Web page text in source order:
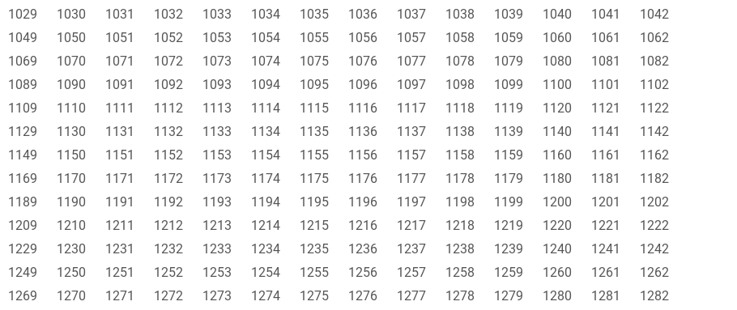
1029 1030 1031 1032 1033 1034 1035 1036 1037 1038 1039 1040 1041
1042
1049 1050 1051 1052 1053 1054 1055 1056 1057 1058 1059 1060 1061
1062
1069 1070 1071 1072 1073 1074 1075 1076 1077 1078 1079 1080 1081
1082
1089 1090 1091 1092 1093 1094 1095 1096 1097 1098 1099 1100 1101
1102
1109 1110 1111 1112 1113 1114 1115 1116 1117 1118 1119 1120 1121
1122
1129 1130 1131 1132 1133 1134 1135 1136 1137 1138 1139 1140 1141
1142
1149 1150 1151 1152 1153 1154 1155 1156 1157 1158 1159 1160 1161
1162
1169 1170 1171 1172 1173 1174 1175 1176 1177 1178 1179 1180 1181
1182
1189 1190 1191 1192 1193 1194 1195 1196 1197 1198 1199 1200 1201
1202
1209 1210 1211 1212 1213 1214 1215 1216 1217 1218 1219 1220 1221
1222
1229 1230 1231 1232 1233 1234 1235 1236 1237 1238 1239 1240 1241
1242
1249 1250 1251 1252 1253 1254 1255 1256 1257 1258 1259 1260 1261
1262
1269 1270 1271 1272 1273 1274 1275 1276 1277 1278 1279 1280 1281
1282